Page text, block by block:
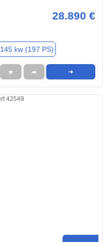
28.890 €
145 kw (197 PS)
★ ➦ ➜